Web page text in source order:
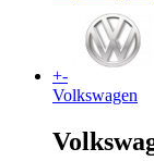
+-
Volkswagen